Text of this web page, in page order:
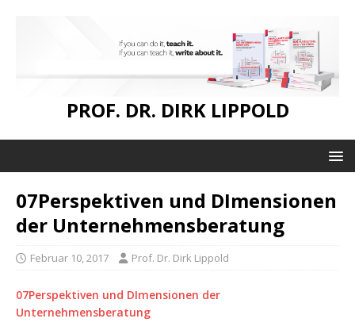
PROF. DR. DIRK LIPPOLD
07Perspektiven und DImensionen
der Unternehmensberatung
Februar 10, 2017 Prof. Dr. Dirk Lippold
07Perspektiven und DImensionen der
Unternehmensberatung